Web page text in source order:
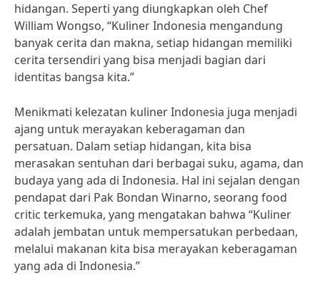
hidangan. Seperti yang diungkapkan oleh Chef
William Wongso, “Kuliner Indonesia mengandung
banyak cerita dan makna, setiap hidangan memiliki
cerita tersendiri yang bisa menjadi bagian dari
identitas bangsa kita.”
Menikmati kelezatan kuliner Indonesia juga menjadi
ajang untuk merayakan keberagaman dan
persatuan. Dalam setiap hidangan, kita bisa
merasakan sentuhan dari berbagai suku, agama, dan
budaya yang ada di Indonesia. Hal ini sejalan dengan
pendapat dari Pak Bondan Winarno, seorang food
critic terkemuka, yang mengatakan bahwa “Kuliner
adalah jembatan untuk mempersatukan perbedaan,
melalui makanan kita bisa merayakan keberagaman
yang ada di Indonesia.”